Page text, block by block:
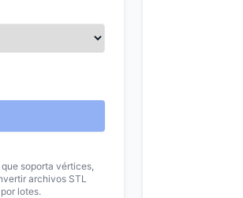
soporta vértices,
archivos STL
lotes.